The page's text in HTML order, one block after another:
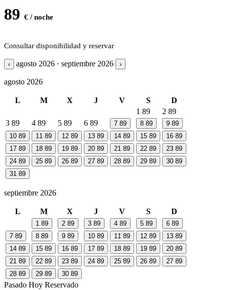
89 € / noche
Consultar disponibilidad y reservar
‹ agosto 2026 · septiembre 2026 ›
agosto 2026
L M X J V S
D
1 89 2 89
3 89 4 89 5 89 6 89 7 89 8 89 9 89
10 89 11 89 12 89 13 89 14 89 15 89 16 89
17 89 18 89 19 89 20 89 21 89 22 89 23 89
24 89 25 89 26 89 27 89 28 89 29 89 30 89
31 89
septiembre 2026
L M X J V S D
1 89 2 89 3 89 4 89 5 89 6 89
7 89 8 89 9 89 10 89 11 89 12 89 13 89
14 89 15 89 16 89 17 89 18 89 19 89 20 89
21 89 22 89 23 89 24 89 25 89 26 89 27 89
28 89 29 89 30 89
Pasado Hoy Reservado